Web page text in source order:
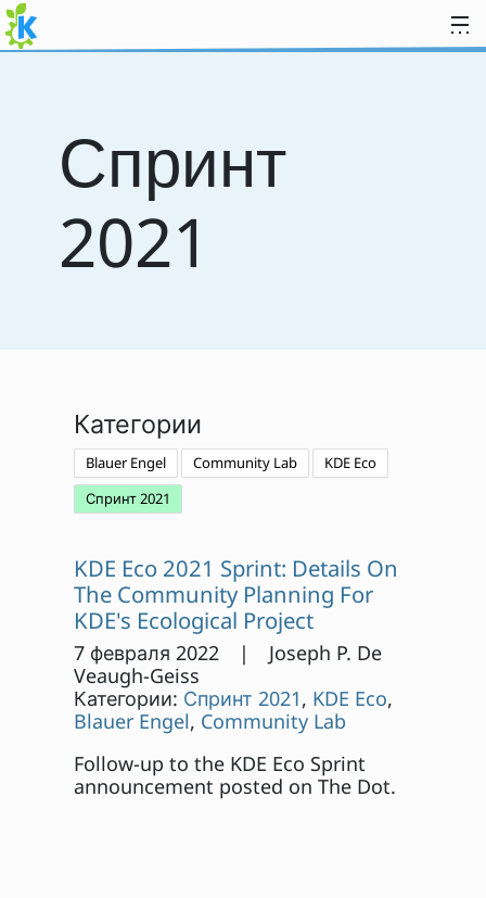
Перейти к содержимому
Спринт
2021
Категории
Blauer Engel Community Lab
KDE Eco
Спринт 2021
KDE Eco 2021 Sprint: Details On
The Community Planning For
KDE's Ecological Project
7 февраля 2022 | Joseph P. De
Veaugh-Geiss
Категории: Спринт 2021, KDE Eco,
Blauer Engel, Community Lab
Follow-up to the KDE Eco Sprint
announcement posted on The Dot.